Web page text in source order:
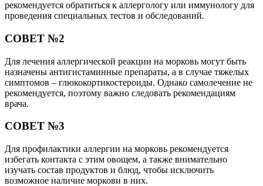
рекомендуется обратиться к аллергологу или иммунологу для
проведения специальных тестов и обследований.
СОВЕТ №2
Для лечения аллергической реакции на морковь могут быть
назначены антигистаминные препараты, а в случае тяжелых
симптомов – глюкокортикостероиды. Однако самолечение не
рекомендуется, поэтому важно следовать рекомендациям
врача.
СОВЕТ №3
Для профилактики аллергии на морковь рекомендуется
избегать контакта с этим овощем, а также внимательно
изучать состав продуктов и блюд, чтобы исключить
возможное наличие моркови в них.